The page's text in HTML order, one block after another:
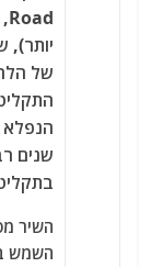
יותר),
של
הנפלא
שנים
השיר
השמש